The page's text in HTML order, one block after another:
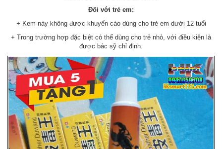
Đối với trẻ em:
+ Kem này không được khuyến cáo dùng cho trẻ em dưới 12 tuổi
+ Trong trường hợp đặc biệt có thể dùng cho trẻ nhỏ, với điều kiện là
được bác sỹ chỉ định.